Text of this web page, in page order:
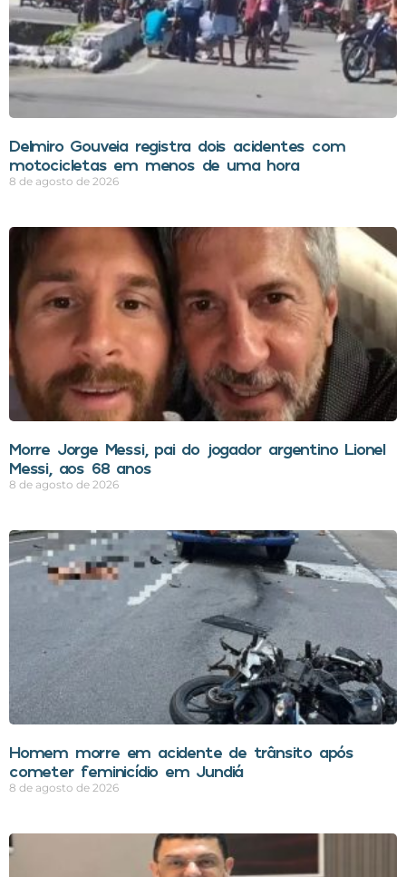
Delmiro Gouveia registra dois acidentes com
motocicletas em menos de uma hora
8 de agosto de 2026
Morre Jorge Messi, pai do jogador argentino Lionel
Messi, aos 68 anos
8 de agosto de 2026
Homem morre em acidente de trânsito após
cometer feminicídio em Jundiá
8 de agosto de 2026